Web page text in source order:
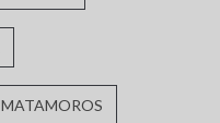
MATAMOROS